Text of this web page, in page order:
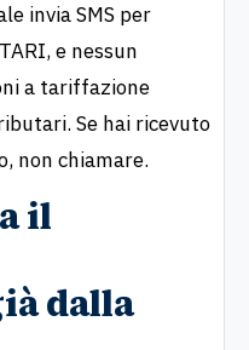
invia SMS per
e nessun
a tariffazione
Se hai ricevuto
non chiamare.
il
dalla